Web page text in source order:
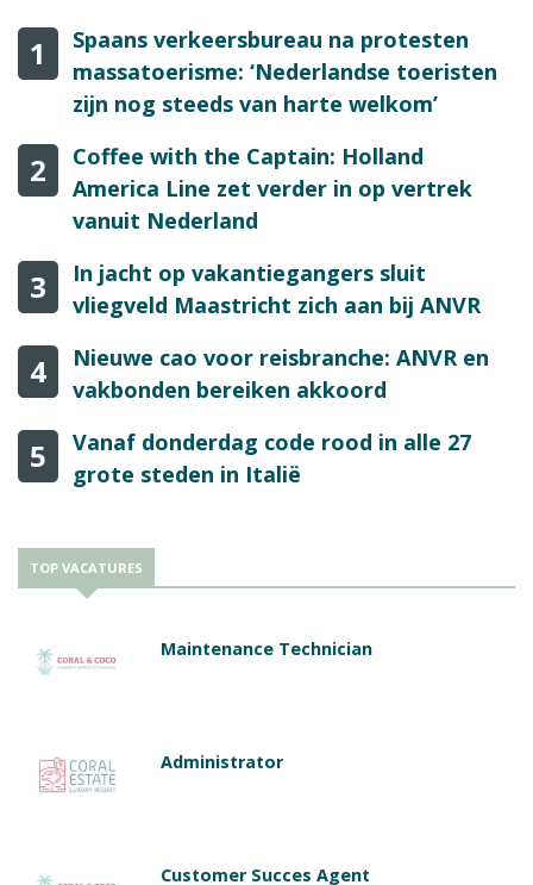
1
Spaans verkeersbureau na protesten
massatoerisme: ‘Nederlandse toeristen
zijn nog steeds van harte welkom’
2
Coffee with the Captain: Holland
America Line zet verder in op vertrek
vanuit Nederland
3
In jacht op vakantiegangers sluit
vliegveld Maastricht zich aan bij ANVR
4
Nieuwe cao voor reisbranche: ANVR en
vakbonden bereiken akkoord
5
Vanaf donderdag code rood in alle 27
grote steden in Italië
TOP VACATURES
Maintenance Technician
Administrator
Customer Succes Agent